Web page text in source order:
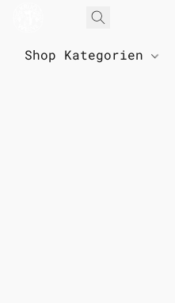
Shop Kategorien